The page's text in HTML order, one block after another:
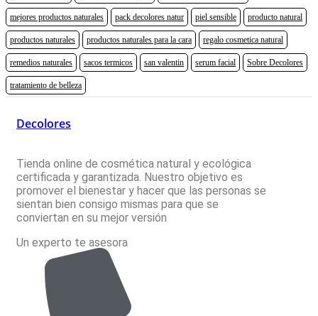
mejores productos naturales pack decolores natur piel sensible producto natural
productos naturales productos naturales para la cara regalo cosmetica natural
remedios naturales sacos termicos san valentin serum facial Sobre Decolores
tratamiento de belleza
Decolores
Tienda online de cosmética natural y ecológica
certificada y garantizada. Nuestro objetivo es
promover el bienestar y hacer que las personas se
sientan bien consigo mismas para que se
conviertan en su mejor versión
Un experto te asesora